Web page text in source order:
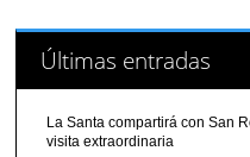
Últimas entradas
La Santa compartirá con San
visita extraordinaria